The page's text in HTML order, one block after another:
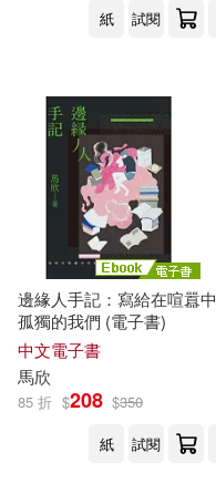
Takana
ヒノノメヒナ(12)
ユウキHB(12)
南ひかり(12)
張一兵(12)
浙江人民出版社(55)
warner music(53)
天下文化(53)
山東大學出版社
華中科技大學出版
紙
試閱
邊緣人手記：寫給在喧囂
孤獨的我們 (電子書)
中文電子書
馬欣
85 折 $208 $350
紙
試閱